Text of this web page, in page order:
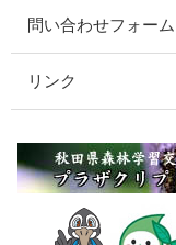
問い合わせフォーム
リンク